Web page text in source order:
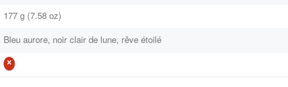
177 g (7.58 oz)
Bleu aurore, noir clair de lune, rêve étoilé